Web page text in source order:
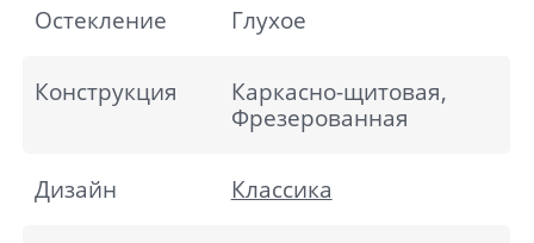
Остекление Глухое
Конструкция
Каркасно-щитовая,
Фрезерованная
Дизайн Классика